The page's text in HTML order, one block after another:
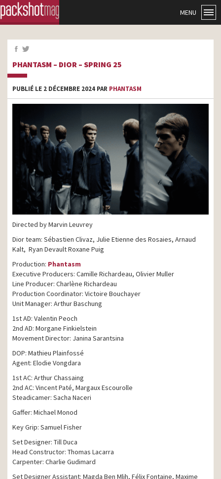
MENU
PHANTASM – DIOR – SPRING 25
PUBLIÉ LE 2 DÉCEMBRE 2024 PAR PHANTASM
Directed by Marvin Leuvrey
Dior team: Sébastien Clivaz, Julie Etienne des Rosaies, Arnaud
Kalt, Ryan Devault Roxane Puig
Production: Phantasm
Executive Producers: Camille Richardeau, Olivier Muller
Line Producer: Charlène Richardeau
Production Coordinator: Victoire Bouchayer
Unit Manager: Arthur Baschung
1st AD: Valentin Peoch
2nd AD: Morgane Finkielstein
Movement Director: Janina Sarantsina
DOP: Mathieu Plainfossé
Agent: Elodie Vongdara
1st AC: Arthur Chassaing
2nd AC: Vincent Paté, Margaux Escourolle
Steadicamer: Sacha Naceri
Gaffer: Michael Monod
Key Grip: Samuel Fisher
Set Designer: Till Duca
Head Constructor: Thomas Lacarra
Carpenter: Charlie Gudimard
Set Designer Assistant: Magda Ben Mlih, Félix Fontaine, Maxime